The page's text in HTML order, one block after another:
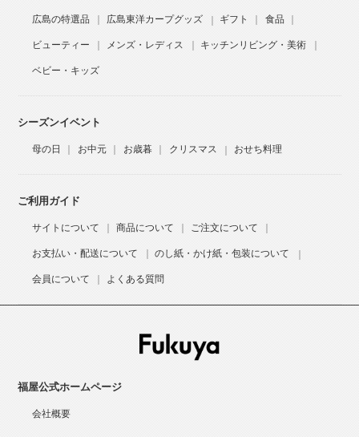
広島の特選品 広島東洋カープグッズ ギフト 食品
ビューティー メンズ・レディス キッチンリビング・美術
ベビー・キッズ
シーズンイベント
母の日 お中元 お歳暮 クリスマス おせち料理
ご利用ガイド
サイトについて 商品について ご注文について
お支払い・配送について のし紙・かけ紙・包装について
会員について よくある質問
福屋公式ホームページ
会社概要